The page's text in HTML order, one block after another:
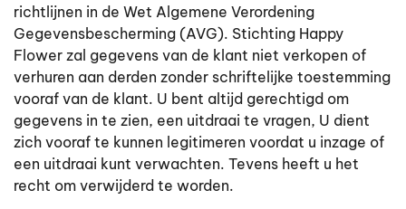
richtlijnen in de Wet Algemene Verordening
Gegevensbescherming (AVG). Stichting Happy
Flower zal gegevens van de klant niet verkopen of
verhuren aan derden zonder schriftelijke toestemming
vooraf van de klant. U bent altijd gerechtigd om
gegevens in te zien, een uitdraai te vragen, U dient
zich vooraf te kunnen legitimeren voordat u inzage of
een uitdraai kunt verwachten. Tevens heeft u het
recht om verwijderd te worden.